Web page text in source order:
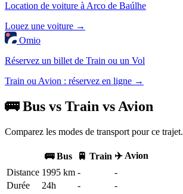
Location de voiture à Arco de Baúlhe
Louez une voiture →
Omio
Réservez un billet de Train ou un Vol
Train ou Avion : réservez en ligne →
🚌 Bus vs Train vs Avion
Comparez les modes de transport pour ce trajet.
🚌 Bus 🚆 Train ✈️ Avion
Distance 1995 km -
-
Durée
24h -
-